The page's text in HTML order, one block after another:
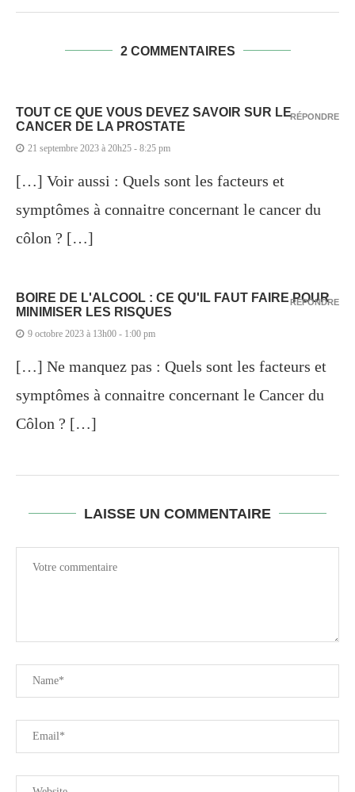
2 COMMENTAIRES
TOUT CE QUE VOUS DEVEZ SAVOIR SUR LE
CANCER DE LA PROSTATE
21 septembre 2023 à 20h25 - 8:25 pm
[…] Voir aussi : Quels sont les facteurs et
symptômes à connaitre concernant le cancer du
côlon ? […]
RÉPONDRE
BOIRE DE L'ALCOOL : CE QU'IL FAUT FAIRE POUR
MINIMISER LES RISQUES
9 octobre 2023 à 13h00 - 1:00 pm
[…] Ne manquez pas : Quels sont les facteurs et
symptômes à connaitre concernant le Cancer du
Côlon ? […]
RÉPONDRE
LAISSE UN COMMENTAIRE